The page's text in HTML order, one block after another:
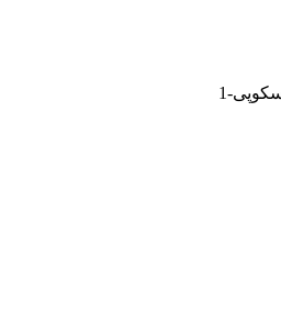
1